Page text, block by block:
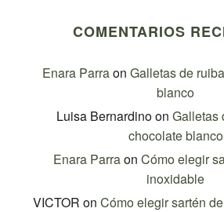
COMENTARIOS
Enara Parraon Galletas de
blanco
Luisa Bernardinoon Galletas
chocolate blanco
Enara Parraon Cómo elegir
inoxidable
VICTOR on Cómo elegir sartén